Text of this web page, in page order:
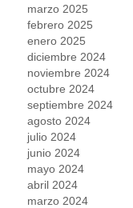
marzo 2025
febrero 2025
enero 2025
diciembre 2024
noviembre 2024
octubre 2024
septiembre 2024
agosto 2024
julio 2024
junio 2024
mayo 2024
abril 2024
marzo 2024